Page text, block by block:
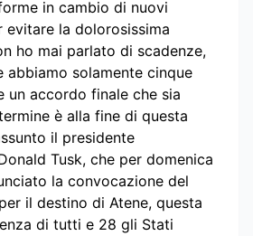
in cambio di nuovi
evitare la dolorosissima
ho mai parlato di scadenze,
abbiamo solamente cinque
un accordo finale che sia
è alla fine di questa
il presidente
Tusk, che per domenica
la convocazione del
il destino di Atene, questa
di tutti e 28 gli Stati